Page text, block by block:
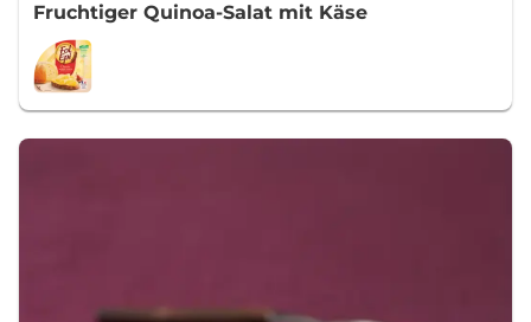
Fruchtiger Quinoa-Salat mit Käse